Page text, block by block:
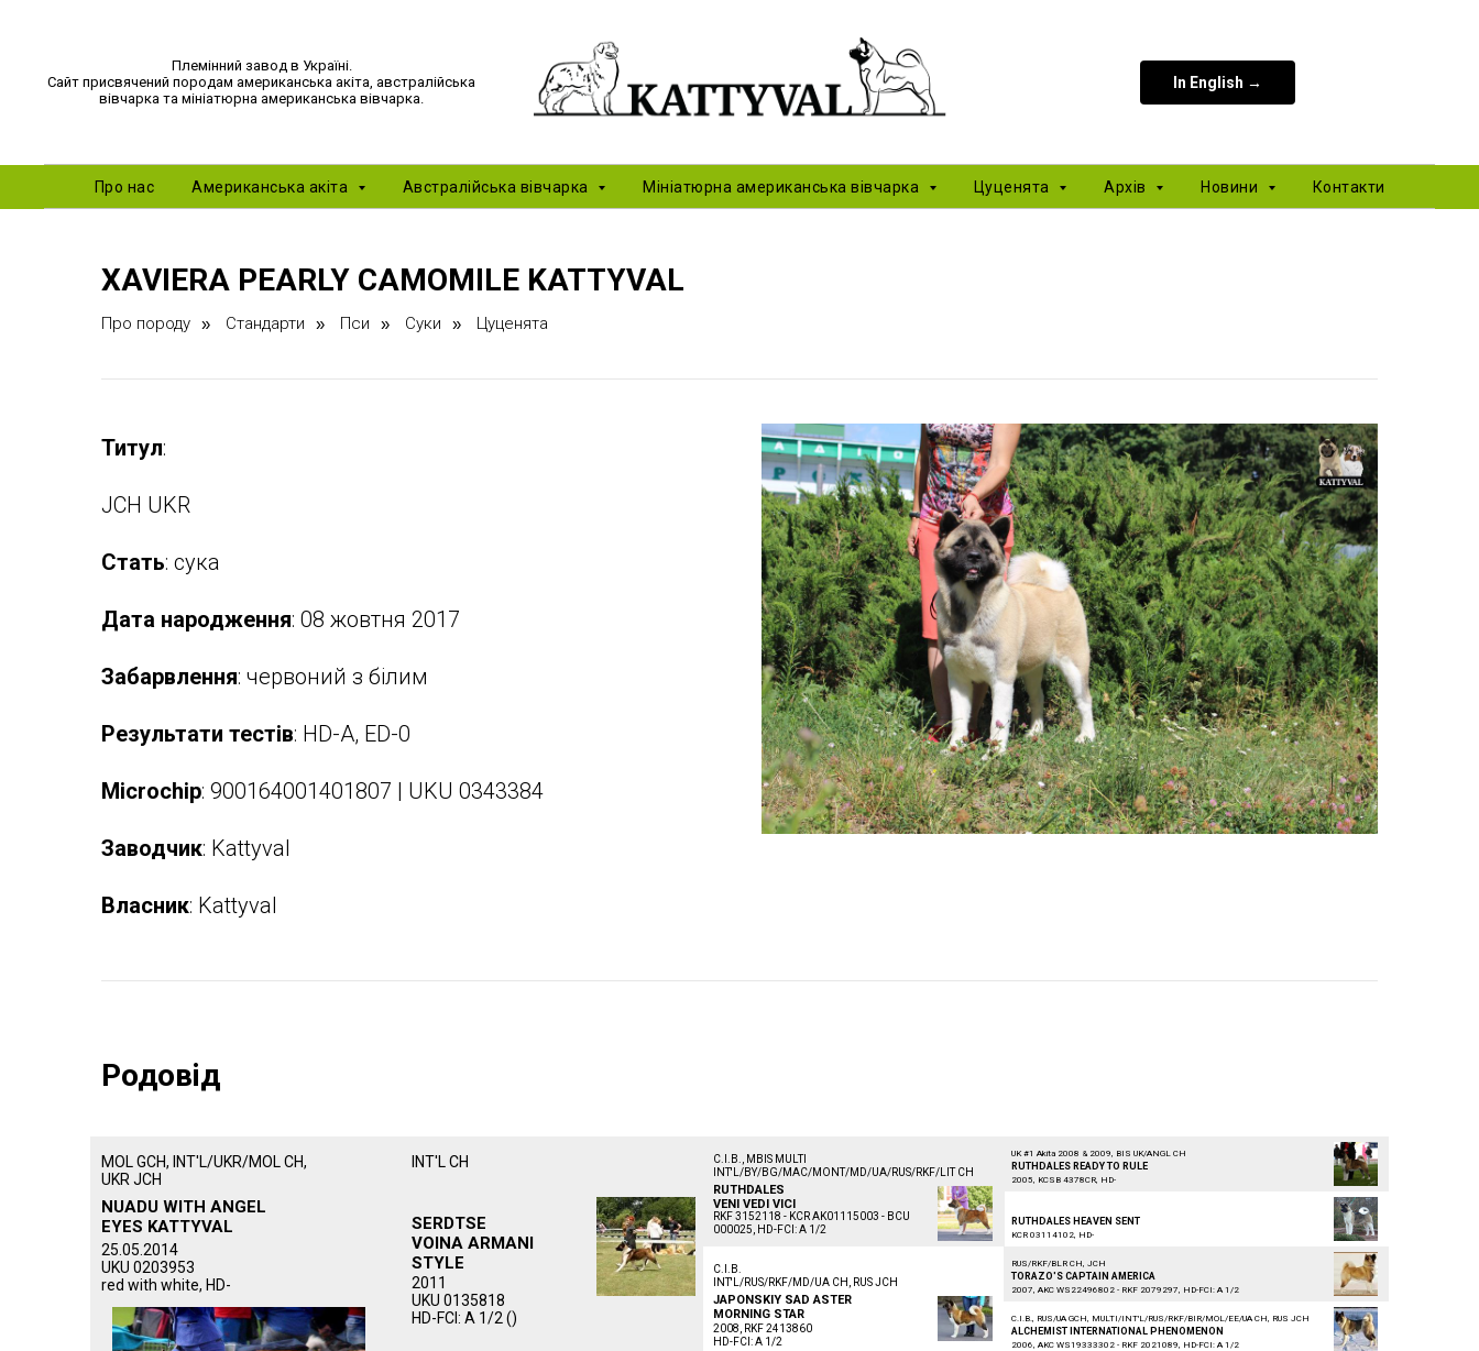
Племінний завод в Україні.
Сайт присвячений породам американська акіта, австралійська
вівчарка та мініатюрна американська вівчарка.
In English →
Про нас Американська акіта Австралійська вівчарка Мініатюрна американська вівчарка Цуценята Архів Новини Контакти
XAVIERA PEARLY CAMOMILE KATTYVAL
Про породу » Стандарти » Пси » Суки » Цуценята
Титул:
JCH UKR
Стать: сука
Дата народження: 08 жовтня 2017
Забарвлення: червоний з бiлим
Результати тестiв: HD-A, ED-0
Microchip: 900164001401807 | UKU 0343384
Заводчик: Kattyval
Власник: Kattyval
Родовiд
MOL GCH, INT'L/UKR/MOL CH,
UKR JCH
NUADU WITH ANGEL
EYES KATTYVAL
25.05.2014
UKU 0203953
red with white, HD-
INT'L CH
SERDTSE
VOINA ARMANI
STYLE
2011
UKU 0135818
HD-FCI: A 1/2 ()
C.I.B., MBIS MULTI
INT'L/BY/BG/MAC/MONT/MD/UA/RUS/RKF/LIT CH
RUTHDALES
VENI VEDI VICI
RKF 3152118 - KCR AK01115003 - BCU
000025, HD-FCI: A 1/2
C.I.B.
INT'L/RUS/RKF/MD/UA CH, RUS JCH
JAPONSKIY SAD ASTER
MORNING STAR
2008, RKF 2413860
HD-FCI: A 1/2
UK #1 Akita 2008 & 2009, BIS UK/ANGL CH
RUTHDALES READY TO RULE
2005, KCSB 4378CR, HD-
RUS/RKF/BLR CH, JCH
C.I.B., RUS/UA GCH, MULTI/INT'L/RUS/RKF/BIR/MOL/EE/UA CH, RUS JCH
RUTHDALES HEAVEN SENT
TORAZO'S CAPTAIN AMERICA
ALCHEMIST INTERNATIONAL PHENOMENON
KCR 03114102, HD-
2007, AKC WS22496802 - RKF 2079297, HD-FCI: A 1/2
2006, AKC WS19333302 - RKF 2021089, HD-FCI: A 1/2